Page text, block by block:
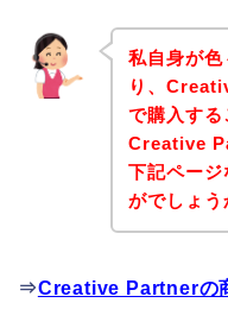
私自身が色
り、
で購入する
Creative
下記ペー
がでしょう
⇒Creative Partnerの